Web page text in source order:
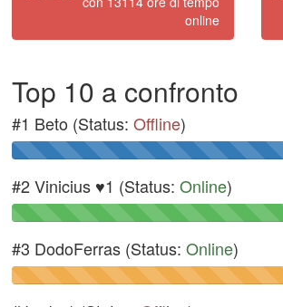
online
Top 10 a confronto
#1 Beto (Status: Offline)
#2 Vinicius ♥1 (Status: Online)
#3 DodoFerras (Status: Online)